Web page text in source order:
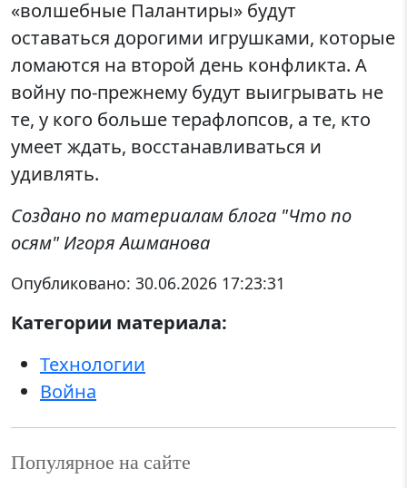
«волшебные Палантиры» будут
оставаться дорогими игрушками, которые
ломаются на второй день конфликта. А
войну по-прежнему будут выигрывать не
те, у кого больше терафлопсов, а те, кто
умеет ждать, восстанавливаться и
удивлять.
Создано по материалам блога "Что по
осям" Игоря Ашманова
Опубликовано: 30.06.2026 17:23:31
Категории материала:
Технологии
Война
Популярное на сайте